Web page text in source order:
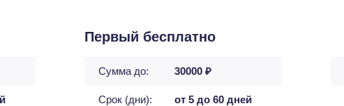
Первый бесплатно
Сумма до: 30000 ₽
Срок (дни): от 5 до 60 дней